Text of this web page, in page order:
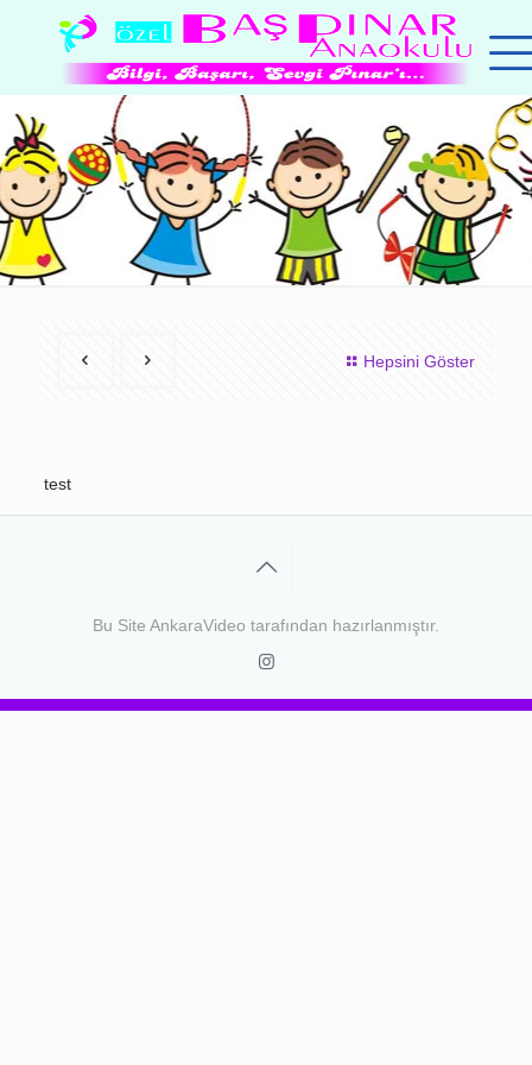
Hepsini Göster
test
Bu Site AnkaraVideo tarafından hazırlanmıştır.